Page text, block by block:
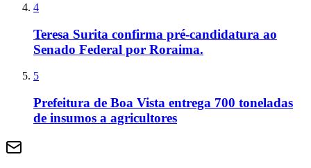
4
Teresa Surita confirma pré-candidatura ao
Senado Federal por Roraima.
5
Prefeitura de Boa Vista entrega 700 toneladas
de insumos a agricultores